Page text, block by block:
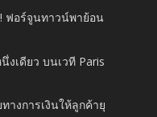
ฟอร์จูนทาวน์พาย้อน
งเดียว บนเวที Paris
างการเงินให้ลูกค้ายุ